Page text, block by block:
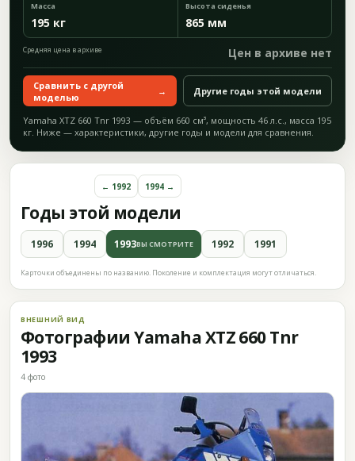
Масса
195 кг
Высота сиденья
865 мм
Средняя цена в архиве Цен в архиве нет
Сравнить с другой
моделью
→ Другие годы этой модели
Yamaha XTZ 660 Tnr 1993 — объём 660 см³, мощность 46 л.с., масса 195
кг. Ниже — характеристики, другие годы и модели для сравнения.
Годы этой модели
← 1992 1994 →
1996 1994 1993ВЫ СМОТРИТЕ 1992 1991
Карточки объединены по названию. Поколение и комплектация могут отличаться.
ВНЕШНИЙ ВИД
Фотографии Yamaha XTZ 660 Tnr
1993
4 фото